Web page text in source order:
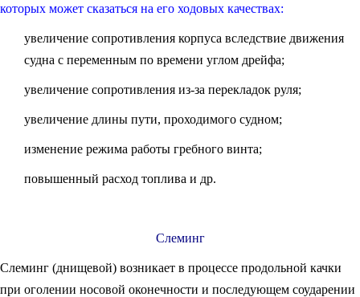
которых может сказаться на его ходовых качествах:
увеличение сопротивления корпуса вследствие движения
судна с переменным по времени углом дрейфа;
увеличение сопротивления из-за перекладок руля;
увеличение длины пути, проходимого судном;
изменение режима работы гребного винта;
повышенный расход топлива и др.
Слеминг
Слеминг (днищевой) возникает в процессе продольной качки
при оголении носовой оконечности и последующем соударении